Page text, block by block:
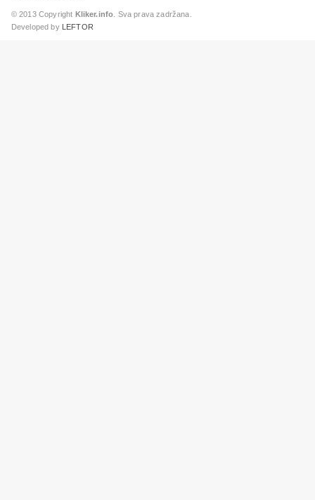
© 2013 Copyright Kliker.info . Sva prava zadržana.
Developed by
LEFTOR